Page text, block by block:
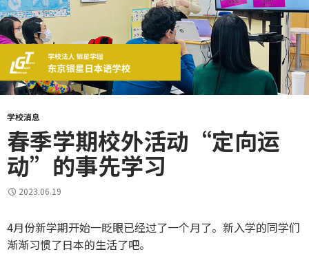
学校消息
春季学期校外活动“定向运
动”的事先学习
2023.06.19
4月份新学期开始一眨眼已经过了一个月了。新入学的同学们
渐渐习惯了日本的生活了吧。